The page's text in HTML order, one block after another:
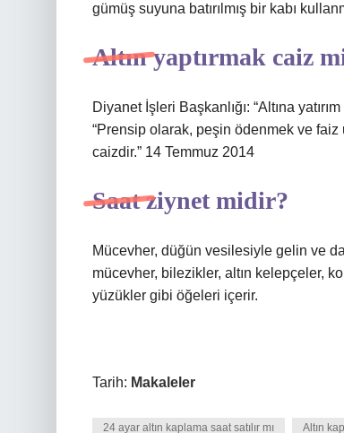
gümüş suyuna batırılmış bir kabı
Altın yaptırmak caiz
Diyanet İşleri Başkanlığı: “Altına
“Prensip olarak, peşin ödenmek ve faiz
caizdir.” 14 Temmuz 2014
Saat ziynet midir?
Mücevher, düğün vesilesiyle gelin ve
mücevher, bilezikler, altın kelepçeler,
yüzükler gibi öğeleri içerir.
Tarih: Makaleler
24 ayar altın kaplama saat satılır mı Altın